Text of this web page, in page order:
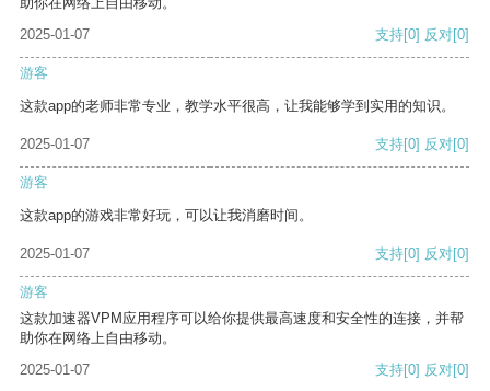
2025-01-07
支持[0] 反对[0]
游客
这款app的老师非常专业，教学水平很高，让我能够学到实用的知识。
2025-01-07 支持[0] 反对[0]
游客
这款app的游戏非常好玩，可以让我消磨时间。
2025-01-07 支持[0] 反对[0]
游客
这款加速器VPM应用程序可以给你提供最高速度和安全性的连接，并帮
助你在网络上自由移动。
2025-01-07
支持[0] 反对[0]